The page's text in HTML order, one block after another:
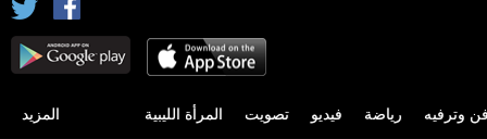
وترفيه رياضة فيديو تصويت المرأة الليبية المزيد